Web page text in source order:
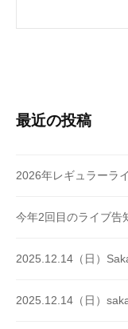
最近の投稿
2026年レギュラーラ
今年2回目のライブ告
2025.12.14（日）
2025.12.14（日）